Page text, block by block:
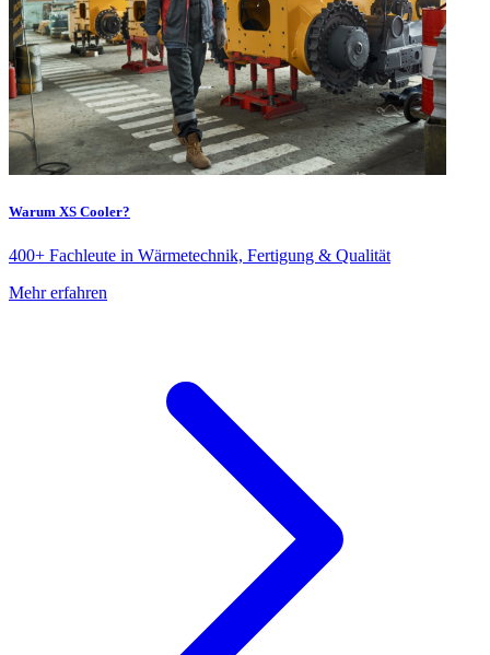
Warum XS Cooler?
400+ Fachleute in Wärmetechnik, Fertigung & Qualität
Mehr erfahren